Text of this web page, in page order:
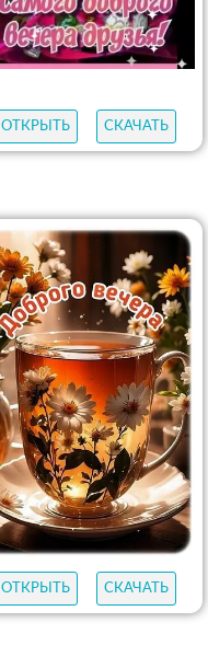
ОТКРЫТЬ СКАЧАТЬ
ОТКРЫТЬ СКАЧАТЬ